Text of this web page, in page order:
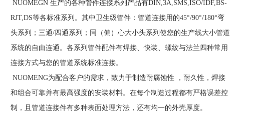
NUOMEGN 生产的各种管件连接系列产品有DIN,3A,SMS,ISO/IDF,BS-
RJT,DS等各标准系列。其中卫生级管件：管道连接用的45°/90°/180°弯
头系列；三通/四通系列；同（偏）心大小头系列使您的生产线大小管道
系统的自由连通。各系列管件配件有焊接、快装、螺纹与法兰四种常用
连接方式与您的管道系统标准连接。
NUOMENG为配合客户的需求，致力于制造耐腐蚀性 ，耐久性，焊接
和组合可靠并有最高强度的安装材料。在每个制造过程都有严格误差控
制，且管道连接件有多种表面处理方法，还有均一的外壳厚度。